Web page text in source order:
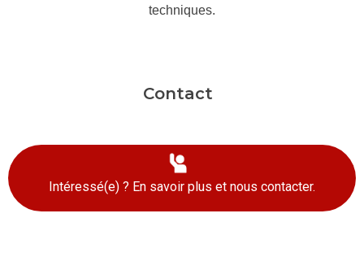
techniques.
Contact
Intéressé(e) ? En savoir plus et nous contacter.